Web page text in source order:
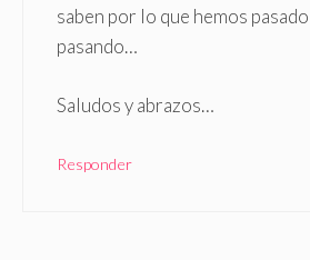
saben por lo que hemos
pasando…
Saludos y abrazos…
Responder